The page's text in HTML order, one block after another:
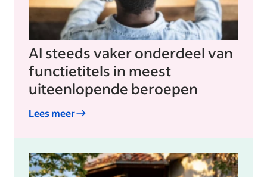
AI steeds vaker onderdeel van
functietitels in meest
uiteenlopende beroepen
Lees meer